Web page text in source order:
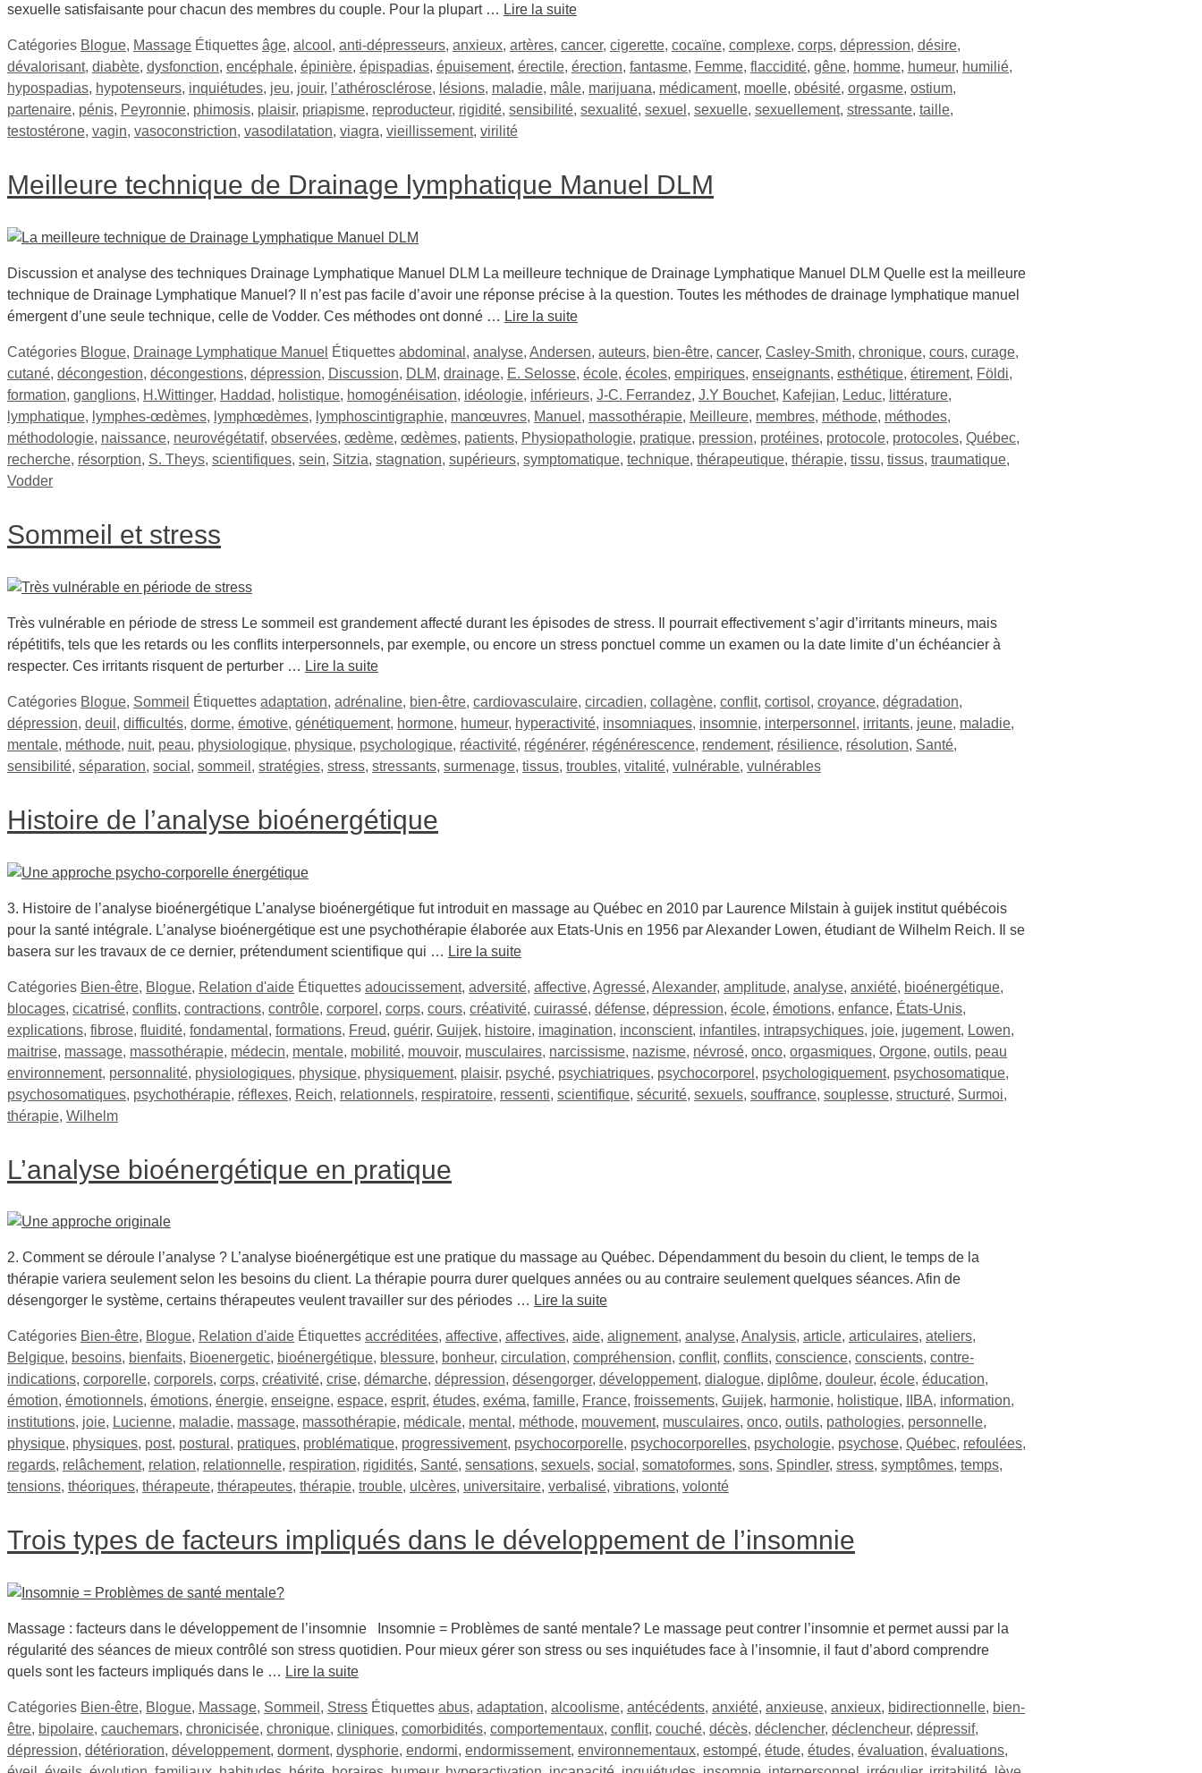
sexuelle satisfaisante pour chacun des membres du couple. Pour la plupart … Lire la suite
Catégories Blogue, Massage Étiquettes âge, alcool , anti-dépresseurs, anxieux, artères, cancer, cigerette, cocaïne, complexe, corps, dépression, désire,
dévalorisant, diabète, dysfonction, encéphale, épinière, épispadias, épuisement, érectile, érection, fantasme, Femme, flaccidité, gêne, homme, humeur, humilié,
hypospadias, hypotenseurs, inquiétudes, jeu, jouir, l’athérosclérose, lésions, maladie, mâle, marijuana, médicament, moelle, obésité, orgasme, ostium,
partenaire, pénis, Peyronnie, phimosis, plaisir, priapisme, reproducteur, rigidité, sensibilité, sexualité, sexuel , sexuelle, sexuellement, stressante, taille,
testostérone, vagin, vasoconstriction, vasodilatation, viagra, vieillissement, virilité
Meilleure technique de Drainage lymphatique Manuel DLM
Discussion et analyse des techniques Drainage Lymphatique Manuel DLM La meilleure technique de Drainage Lymphatique Manuel DLM Quelle est la meilleure
technique de Drainage Lymphatique Manuel? Il n’est pas facile d’avoir une réponse précise à la question. Toutes les méthodes de drainage lymphatique manuel
émergent d’une seule technique, celle de Vodder. Ces méthodes ont donné … Lire la suite
Catégories Blogue, Drainage Lymphatique Manuel Étiquettes abdominal , analyse, Andersen, auteurs, bien-être, cancer, Casley-Smith, chronique, cours, curage,
cutané, décongestion, décongestions, dépression, Discussion, DLM, drainage, E. Selosse, école, écoles, empiriques, enseignants, esthétique, étirement, Földi,
formation, ganglions, H.Wittinger, Haddad, holistique, homogénéisation, idéologie, inférieurs, J-C. Ferrandez, J.Y Bouchet, Kafejian, Leduc, littérature,
lymphatique, lymphes-œdèmes, lymphœdèmes, lymphoscintigraphie, manœuvres, Manuel , massothérapie, Meilleure, membres, méthode, méthodes,
méthodologie, naissance, neurovégétatif, observées, œdème, œdèmes, patients, Physiopathologie, pratique, pression, protéines, protocole, protocoles, Québec,
recherche, résorption, S. Theys, scientifiques, sein, Sitzia, stagnation, supérieurs, symptomatique, technique, thérapeutique, thérapie, tissu, tissus, traumatique,
Vodder
Sommeil et stress
Très vulnérable en période de stress Le sommeil est grandement affecté durant les épisodes de stress. Il pourrait effectivement s’agir d’irritants mineurs, mais
répétitifs, tels que les retards ou les conflits interpersonnels, par exemple, ou encore un stress ponctuel comme un examen ou la date limite d’un échéancier à
respecter. Ces irritants risquent de perturber … Lire la suite
Catégories Blogue, Sommeil Étiquettes adaptation, adrénaline, bien-être, cardiovasculaire, circadien, collagène, conflit, cortisol , croyance, dégradation,
dépression, deuil , difficultés, dorme, émotive, génétiquement, hormone, humeur, hyperactivité, insomniaques, insomnie, interpersonnel , irritants, jeune, maladie,
mentale, méthode, nuit, peau, physiologique, physique, psychologique, réactivité, régénérer, régénérescence, rendement, résilience, résolution, Santé,
sensibilité, séparation, social , sommeil , stratégies, stress, stressants, surmenage, tissus, troubles, vitalité, vulnérable, vulnérables
Histoire de l’analyse bioénergétique
3. Histoire de l’analyse bioénergétique L’analyse bioénergétique fut introduit en massage au Québec en 2010 par Laurence Milstain à guijek institut québécois
pour la santé intégrale. L’analyse bioénergétique est une psychothérapie élaborée aux Etats-Unis en 1956 par Alexander Lowen, étudiant de Wilhelm Reich. Il se
basera sur les travaux de ce dernier, prétendument scientifique qui … Lire la suite
Catégories Bien-être, Blogue, Relation d'aide Étiquettes adoucissement, adversité, affective, Agressé, Alexander, amplitude, analyse, anxiété, bioénergétique,
blocages, cicatrisé, conflits, contractions, contrôle, corporel , corps, cours, créativité, cuirassé, défense, dépression, école, émotions, enfance, États-Unis,
explications, fibrose, fluidité, fondamental , formations, Freud, guérir, Guijek, histoire, imagination, inconscient, infantiles, intrapsychiques, joie, jugement, Lowen,
maitrise, massage, massothérapie, médecin, mentale, mobilité, mouvoir, musculaires, narcissisme, nazisme, névrosé, onco, orgasmiques, Orgone, outils, peau
environnement, personnalité, physiologiques, physique, physiquement, plaisir, psyché, psychiatriques, psychocorporel , psychologiquement, psychosomatique,
psychosomatiques, psychothérapie, réflexes, Reich, relationnels, respiratoire, ressenti, scientifique, sécurité, sexuels, souffrance, souplesse, structuré, Surmoi,
thérapie, Wilhelm
L’analyse bioénergétique en pratique
2. Comment se déroule l’analyse ? L’analyse bioénergétique est une pratique du massage au Québec. Dépendamment du besoin du client, le temps de la
thérapie variera seulement selon les besoins du client. La thérapie pourra durer quelques années ou au contraire seulement quelques séances. Afin de
désengorger le système, certains thérapeutes veulent travailler sur des périodes … Lire la suite
Catégories Bien-être, Blogue, Relation d'aide Étiquettes accréditées, affective, affectives, aide, alignement, analyse, Analysis, article, articulaires, ateliers,
Belgique, besoins, bienfaits, Bioenergetic, bioénergétique, blessure, bonheur, circulation, compréhension, conflit, conflits, conscience, conscients, contre-
indications, corporelle, corporels, corps, créativité, crise, démarche, dépression, désengorger, développement, dialogue, diplôme, douleur, école, éducation,
émotion, émotionnels, émotions, énergie, enseigne, espace, esprit, études, exéma, famille, France, froissements, Guijek, harmonie, holistique, IIBA, information,
institutions, joie, Lucienne, maladie, massage, massothérapie, médicale, mental , méthode, mouvement, musculaires, onco, outils, pathologies, personnelle,
physique, physiques, post, postural , pratiques, problématique, progressivement, psychocorporelle, psychocorporelles, psychologie, psychose, Québec, refoulées,
regards, relâchement, relation, relationnelle, respiration, rigidités, Santé, sensations, sexuels, social , somatoformes, sons, Spindler, stress, symptômes, temps,
tensions, théoriques, thérapeute, thérapeutes, thérapie, trouble, ulcères, universitaire, verbalisé, vibrations, volonté
Trois types de facteurs impliqués dans le développement de l’insomnie
Massage : facteurs dans le développement de l’insomnie Insomnie = Problèmes de santé mentale? Le massage peut contrer l’insomnie et permet aussi par la
régularité des séances de mieux contrôlé son stress quotidien. Pour mieux gérer son stress ou ses inquiétudes face à l’insomnie, il faut d’abord comprendre
quels sont les facteurs impliqués dans le … Lire la suite
Catégories Bien-être, Blogue, Massage, Sommeil , Stress Étiquettes abus, adaptation, alcoolisme, antécédents, anxiété, anxieuse, anxieux, bidirectionnelle, bien-
être, bipolaire, cauchemars, chronicisée, chronique, cliniques, comorbidités, comportementaux, conflit, couché, décès, déclencher, déclencheur, dépressif,
dépression, détérioration, développement, dorment, dysphorie, endormi, endormissement, environnementaux, estompé, étude, études, évaluation, évaluations,